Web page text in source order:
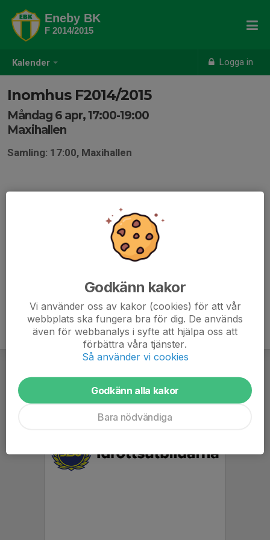
Kalender Logga in
Eneby BK
F 2014/2015
Inomhus F2014/2015
Måndag 6 apr, 17:00-19:00
Maxihallen
Samling: 17:00, Maxihallen
Godkänn kakor
Vi använder oss av kakor (cookies) för att vår
webbplats ska fungera bra för dig. De används
även för webbanalys i syfte att hjälpa oss att
förbättra våra tjänster.
Så använder vi cookies
Godkänn alla kakor
Bara nödvändiga